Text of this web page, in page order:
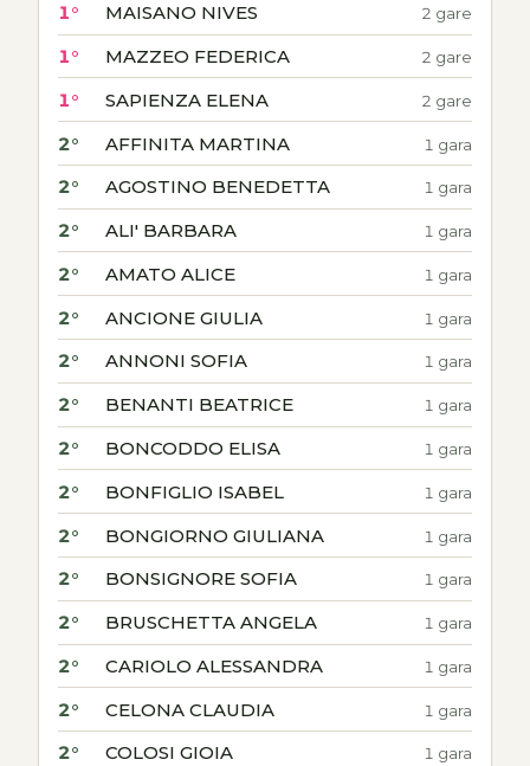
1° MAISANO NIVES 2 gare
1° MAZZEO FEDERICA 2 gare
1° SAPIENZA ELENA 2 gare
2° AFFINITA MARTINA 1 gara
2° AGOSTINO BENEDETTA 1 gara
2° ALI' BARBARA 1 gara
2° AMATO ALICE 1 gara
2° ANCIONE GIULIA 1 gara
2° ANNONI SOFIA 1 gara
2° BENANTI BEATRICE 1 gara
2° BONCODDO ELISA 1 gara
2° BONFIGLIO ISABEL 1 gara
2° BONGIORNO GIULIANA 1 gara
2° BONSIGNORE SOFIA 1 gara
2° BRUSCHETTA ANGELA 1 gara
2° CARIOLO ALESSANDRA 1 gara
2° CELONA CLAUDIA 1 gara
2° COLOSI GIOIA 1 gara